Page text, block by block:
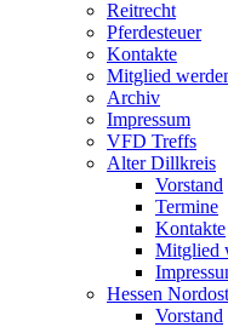
Reitrecht
Pferdesteuer
Kontakte
Mitglied
Archiv
Impressum
VFD Treffs
Alter Dillkreis
Vorstand
Termine
Kontakte
Mitglied
Hessen Nordost
Vorstand